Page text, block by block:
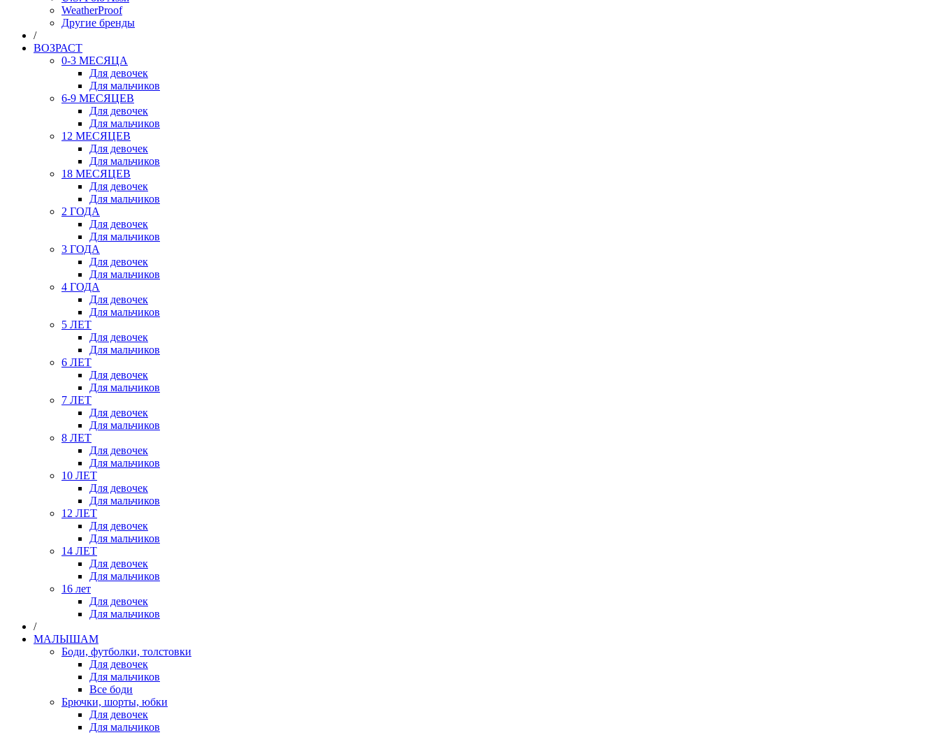
WeatherProof
Другие бренды
/
ВОЗРАСТ
0-3 МЕСЯЦА
Для девочек
Для мальчиков
6-9 МЕСЯЦЕВ
Для девочек
Для мальчиков
12 МЕСЯЦЕВ
Для девочек
Для мальчиков
18 МЕСЯЦЕВ
Для девочек
Для мальчиков
2 ГОДА
Для девочек
Для мальчиков
3 ГОДА
Для девочек
Для мальчиков
4 ГОДА
Для девочек
Для мальчиков
5 ЛЕТ
Для девочек
Для мальчиков
6 ЛЕТ
Для девочек
Для мальчиков
7 ЛЕТ
Для девочек
Для мальчиков
8 ЛЕТ
Для девочек
Для мальчиков
10 ЛЕТ
Для девочек
Для мальчиков
12 ЛЕТ
Для девочек
Для мальчиков
14 ЛЕТ
Для девочек
Для мальчиков
16 лет
Для девочек
Для мальчиков
/
МАЛЫШАМ
Боди, футболки, толстовки
Для девочек
Для мальчиков
Все боди
Брючки, шорты, юбки
Для девочек
Для мальчиков